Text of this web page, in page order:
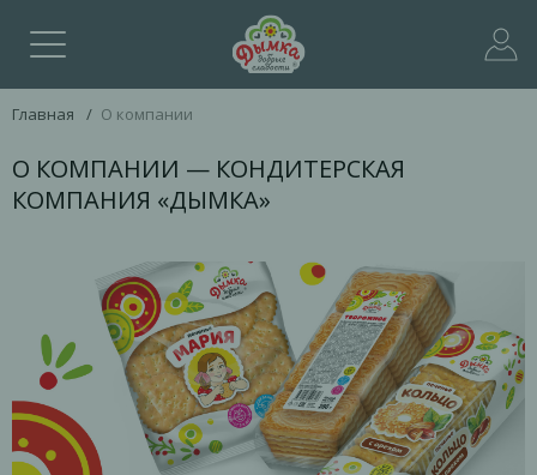
Главная / О компании
О КОМПАНИИ — КОНДИТЕРСКАЯ
КОМПАНИЯ «ДЫМКА»